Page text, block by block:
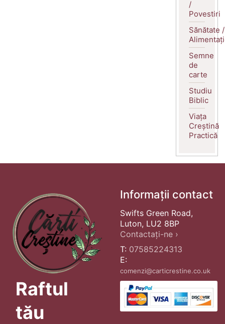
/
Povestiri
Sănătate /
Semne
de
carte
Studiu
Biblic
Viața
Creștină
Practică
Raftul
tău
Informații contact
Swifts Green Road,
Luton, LU2 8BP
Contactați-ne ›
T: 07585224313
E:
comenzi@carticrestine.co.uk